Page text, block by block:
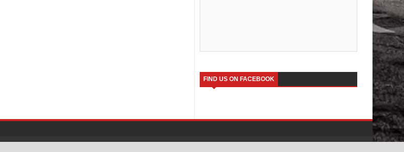
FIND US ON FACEBOOK